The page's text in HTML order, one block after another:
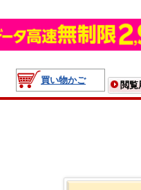
買い物かご
閲覧